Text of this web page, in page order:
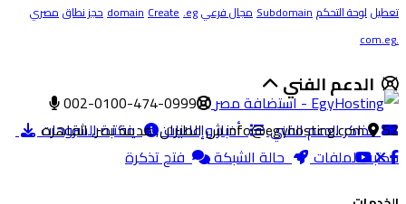
تعطيللوحة التحكمSubdomainمجال فرعي domainCreate.eg حجز نطاقمصري
.com.eg
الدعم الفني
تذاكر الدعم الفني أخبار وإعلانات
مكتبة الشروحات
مكتبة الملفات
حالة الشبكة فتح تذكرة
002-0100-474-0999
info@egyhosting.com 52 ش الطيران, مدينة نصر, القاهره